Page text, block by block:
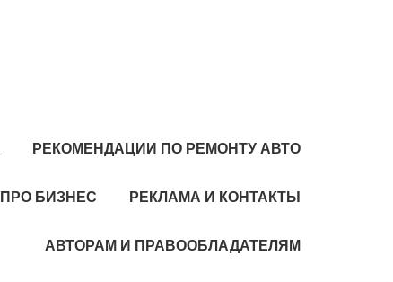
РЕКОМЕНДАЦИИ ПО РЕМОНТУ АВТО
ПРО БИЗНЕС РЕКЛАМА И КОНТАКТЫ
АВТОРАМ И ПРАВООБЛАДАТЕЛЯМ